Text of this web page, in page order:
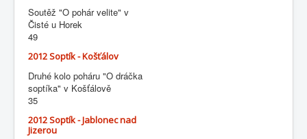
Soutěž "O pohár velite" v
Čisté u Horek
49
2012 Soptík - Košťálov
Druhé kolo poháru "O dráčka
soptíka" v Košťálově
35
2012 Soptík - Jablonec nad
Jizerou